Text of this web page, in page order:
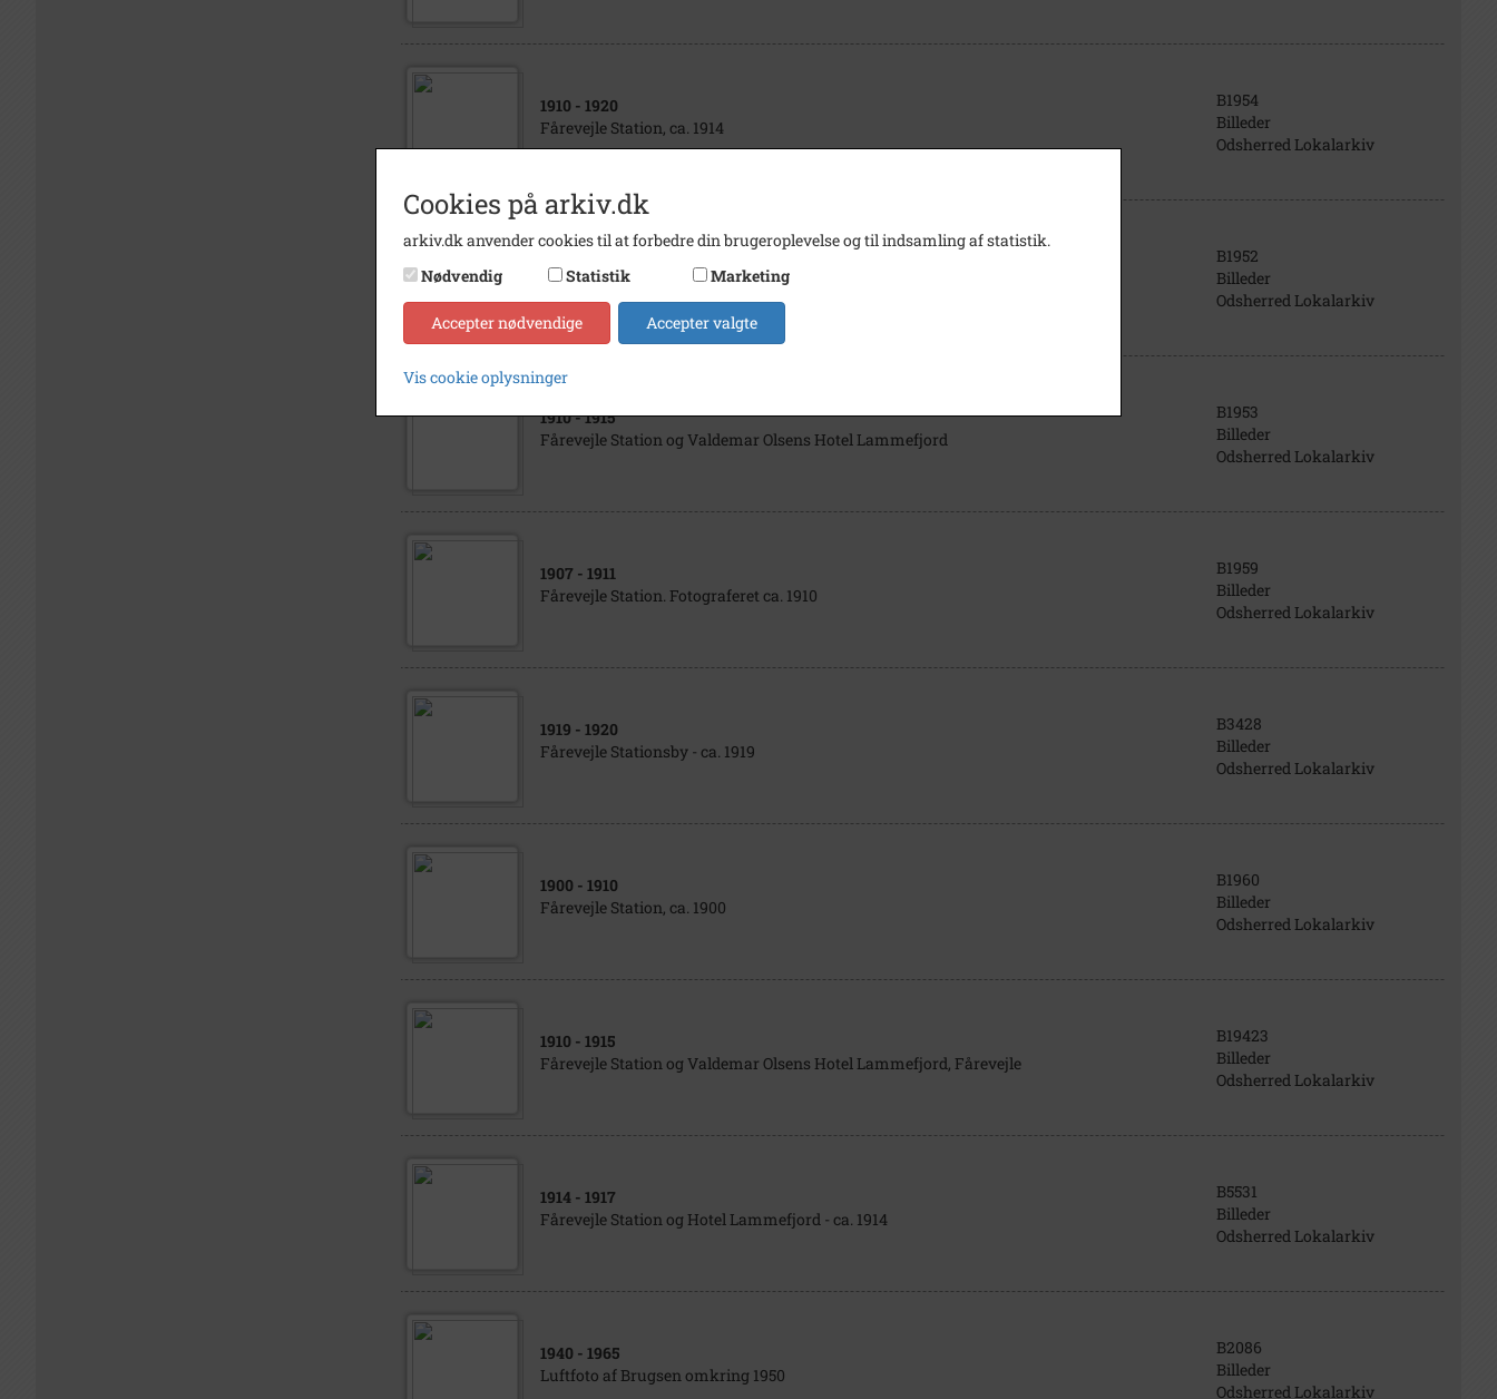
1910 - 1920
Fårevejle Station, ca. 1914
B1954
Billeder
Odsherred Lokalarkiv
Fårevejle Station
B1952
Billeder
Odsherred Lokalarkiv
1910- 1915
Fårevejle Station og Valdemar Olsens Hotel Lammefjord
B1953
Billeder
Odsherred Lokalarkiv
1907 - 1911
Fårevejle Station. Fotograferet ca. 1910
B1959
Billeder
Odsherred Lokalarkiv
1919 - 1920
Fårevejle Stationsby - ca. 1919
B3428
Billeder
Odsherred Lokalarkiv
1900 - 1910
Fårevejle Station, ca. 1900
B1960
Billeder
Odsherred Lokalarkiv
1910 - 1915
Fårevejle Station og Valdemar Olsens Hotel Lammefjord, Fårevejle
B19423
Billeder
Odsherred Lokalarkiv
1914 - 1917
Fårevejle Station og Hotel Lammefjord - ca. 1914
B5531
Billeder
Odsherred Lokalarkiv
1940 - 1965
Luftfoto af Brugsen omkring 1950
B2086
Billeder
Odsherred Lokalarkiv
Cookies på arkiv.dk
arkiv.dk anvender cookies til at forbedre din brugeroplevelse og til indsamling af statistik.
Nødvendig
Statistik Marketing
Accepter nødvendige Accepter valgte
Vis cookie oplysninger